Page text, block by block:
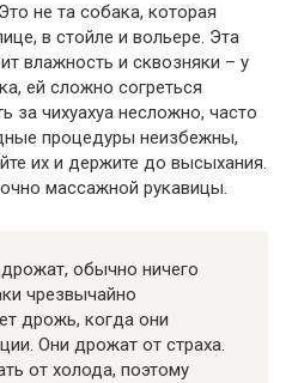
не та собака, которая
в стойле и вольере. Эта
влажность и сквозняки – у
ей сложно согреться
за чихуахуа несложно, часто
процедуры неизбежны,
их и держите до высыхания.
массажной рукавицы.
обычно ничего
чрезвычайно
дрожь, когда они
Они дрожат от страха.
от холода, поэтому